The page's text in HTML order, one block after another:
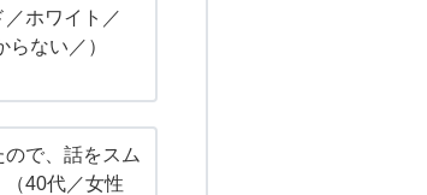
ホワイト／
ない／）
で、話をスム
40代／女性